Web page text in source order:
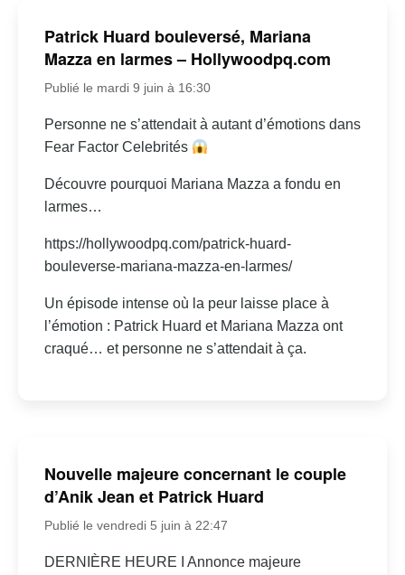
Patrick Huard bouleversé, Mariana
Mazza en larmes – Hollywoodpq.com
Publié le mardi 9 juin à 16:30
Personne ne s’attendait à autant d’émotions dans
Fear Factor Celebrités
Découvre pourquoi Mariana Mazza a fondu en
larmes…
https://hollywoodpq.com/patrick-huard-
bouleverse-mariana-mazza-en-larmes/
Un épisode intense où la peur laisse place à
l’émotion : Patrick Huard et Mariana Mazza ont
craqué… et personne ne s’attendait à ça.
Nouvelle majeure concernant le couple
d’Anik Jean et Patrick Huard
Publié le vendredi 5 juin à 22:47
DERNIÈRE HEURE I Annonce majeure